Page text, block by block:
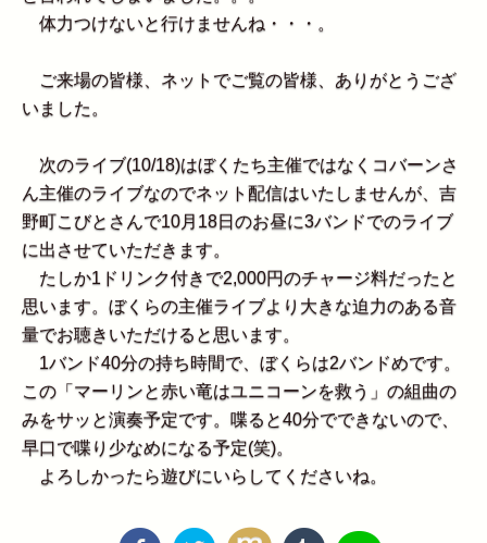
体力つけないと行けませんね・・・。
ご来場の皆様、ネットでご覧の皆様、ありがとうござ
いました。
次のライブ(10/18)はぼくたち主催ではなくコバーンさ
ん主催のライブなのでネット配信はいたしませんが、吉
野町こびとさんで10月18日のお昼に3バンドでのライブ
に出させていただきます。
たしか1ドリンク付きで2,000円のチャージ料だったと
思います。ぼくらの主催ライブより大きな迫力のある音
量でお聴きいただけると思います。
1バンド40分の持ち時間で、ぼくらは2バンドめです。
この「マーリンと赤い竜はユニコーンを救う」の組曲の
みをサッと演奏予定です。喋ると40分でできないので、
早口で喋り少なめになる予定(笑)。
よろしかったら遊びにいらしてくださいね。